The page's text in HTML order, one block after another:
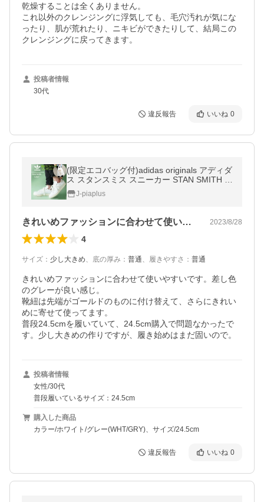
乾燥することは全くありません。
これ以外のクレンジングに浮気しても、毛穴汚れが気にな
ったり、肌が荒れたり、ニキビができたりして、結局この
クレンジングに戻ってきます。
投稿者情報
30代
違反報告 いいね 0
(限定エコバッグ付)adidas originals アディダ
ス スタンスミス スニーカー STAN SMITH レ
ディース 白 ホワイト/グレー GX6286≪★返
品交換対象外≫
J-piaplus
きれいめファッションに合わせて使いやす… 2023/8/28
4
サイズ ： 少し大きめ、 底の厚み ： 普通、 履きやすさ ： 普通
きれいめファッションに合わせて使いやすいです。差し色
のグレーが良い感じ。
靴紐は先端がゴールドのものに付け替えて、さらにきれい
めに寄せて使ってます。
普段24.5cmを履いていて、24.5cm購入で問題なかったで
す。少し大きめの作りですが、履き始めはまだ固いので。
投稿者情報
女性/30代
普段履いているサイズ：24.5cm
購入した商品
カラー/ホワイト/グレー(WHT/GRY)、サイズ/24.5cm
違反報告 いいね 0